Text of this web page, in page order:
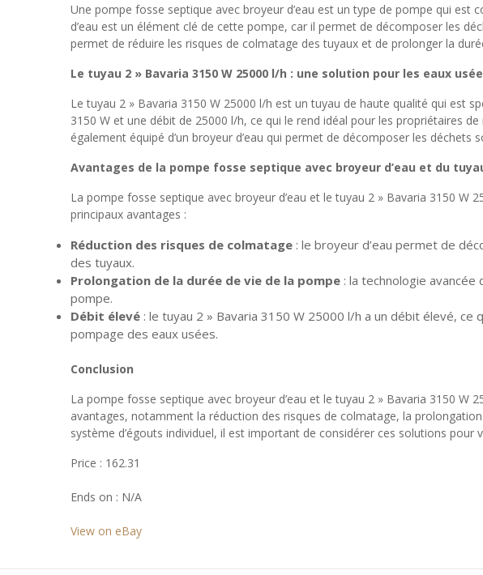
Une pompe fosse septique avec broyeur d’eau est un type de pompe qui
d’eau est un élément clé de cette pompe, car il permet de décomposer les
permet de réduire les risques de colmatage des tuyaux et de prolonger la
Le tuyau 2 » Bavaria 3150 W 25000 l/h : une solution pour les eaux
Le tuyau 2 » Bavaria 3150 W 25000 l/h est un tuyau de haute qualité qui est
3150 W et une débit de 25000 l/h, ce qui le rend idéal pour les propriétaires
également équipé d’un broyeur d’eau qui permet de décomposer les déchets
Avantages de la pompe fosse septique avec broyeur d’eau et du
La pompe fosse septique avec broyeur d’eau et le tuyau 2 » Bavaria 3150
principaux avantages :
Réduction des risques de colmatage : le broyeur d’eau permet de
des tuyaux.
Prolongation de la durée de vie de la pompe : la technologie
pompe.
Débit élevé : le tuyau 2 » Bavaria 3150 W 25000 l/h a un débit élevé,
pompage des eaux usées.
Conclusion
La pompe fosse septique avec broyeur d’eau et le tuyau 2 » Bavaria 3150
avantages, notamment la réduction des risques de colmatage, la
système d’égouts individuel, il est important de considérer ces solutions
Price : 162.31
Ends on : N/A
View on eBay